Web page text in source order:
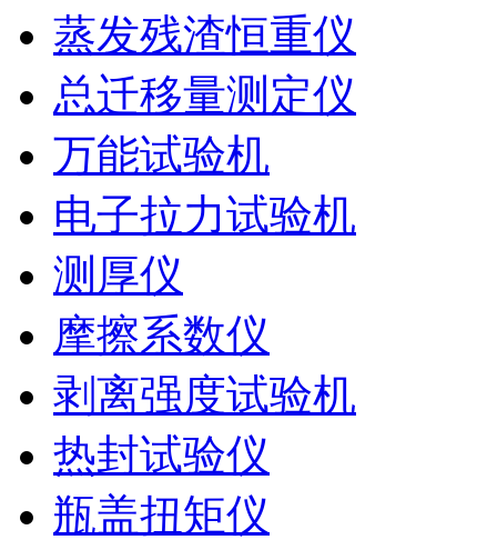
蒸发残渣恒重仪
总迁移量测定仪
万能试验机
电子拉力试验机
测厚仪
摩擦系数仪
剥离强度试验机
热封试验仪
瓶盖扭矩仪